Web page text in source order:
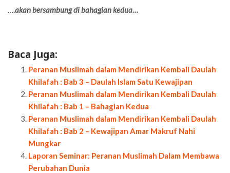
….akan bersambung di bahagian kedua…
Baca Juga:
Peranan Muslimah dalam Mendirikan Kembali Daulah
Khilafah : Bab 3 – Daulah Islam Satu Kewajipan
Peranan Muslimah dalam Mendirikan Kembali Daulah
Khilafah : Bab 1 – Bahagian Kedua
Peranan Muslimah dalam Mendirikan Kembali Daulah
Khilafah : Bab 2 – Kewajipan Amar Makruf Nahi
Mungkar
Laporan Seminar: Peranan Muslimah Dalam Membawa
Perubahan Dunia